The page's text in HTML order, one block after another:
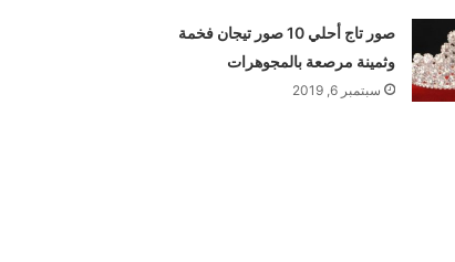
صور تاج أحلي 10 صور تيجان فخمة
وثمينة مرصعة بالمجوهرات
سبتمبر 6, 2019